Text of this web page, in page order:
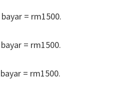
= rm1500.
= rm1500.
= rm1500.